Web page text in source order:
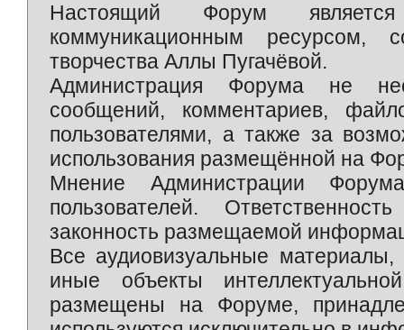
Настоящий Форум является
коммуникационным ресурсом,
творчества Аллы Пугачёвой.
Администрация Форума не
сообщений, комментариев,
пользователями, а также за
использования размещённой на
Мнение Администрации
пользователей.
законность размещаемой
Все аудиовизуальные
иные объекты
размещены на Форуме,